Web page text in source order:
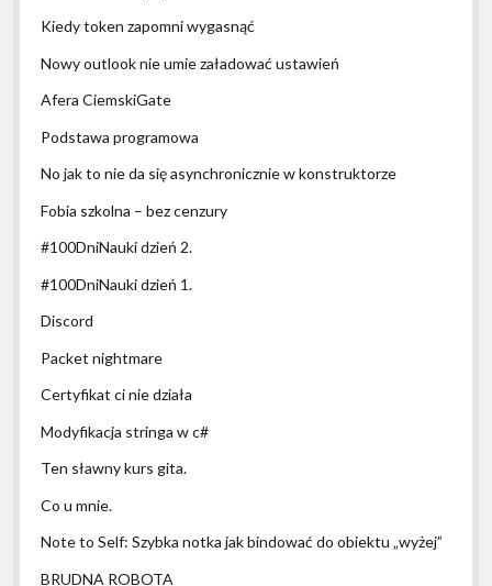
Kiedy token zapomni wygasnąć
Nowy outlook nie umie załadować ustawień
Afera CiemskiGate
Podstawa programowa
No jak to nie da się asynchronicznie w konstruktorze
Fobia szkolna – bez cenzury
#100DniNauki dzień 2.
#100DniNauki dzień 1.
Discord
Packet nightmare
Certyfikat ci nie działa
Modyfikacja stringa w c#
Ten sławny kurs gita.
Co u mnie.
Note to Self: Szybka notka jak bindować do obiektu „wyżej”
BRUDNA ROBOTA